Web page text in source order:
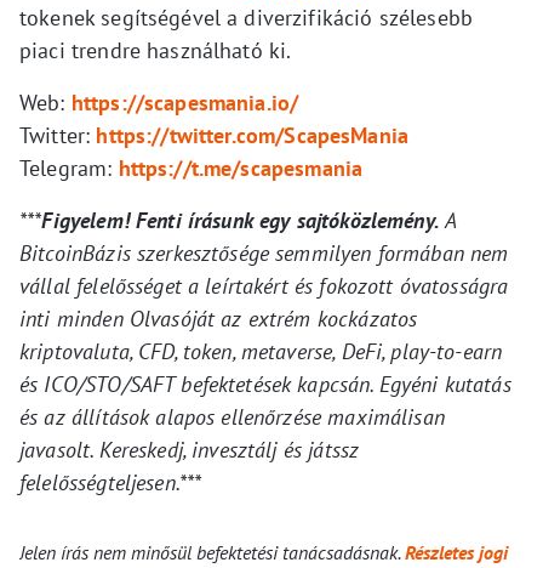
tokenek segítségével a diverzifikáció szélesebb
piaci trendre használható ki.
Web: https://scapesmania.io/
Twitter: https://twitter.com/ScapesMania
Telegram: https://t.me/scapesmania
***Figyelem! Fenti írásunk egy sajtóközlemény.A
BitcoinBázis szerkesztősége semmilyen formában nem
vállal felelősséget a leírtakért és fokozott óvatosságra
inti minden Olvasóját az extrém kockázatos
kriptovaluta, CFD, token, metaverse, DeFi, play-to-earn
és ICO/STO/SAFT befektetések kapcsán. Egyéni kutatás
és az állítások alapos ellenőrzése maximálisan
javasolt. Kereskedj, invesztálj és játssz
felelősségteljesen.***
Jelen írás nem minősül befektetési tanácsadásnak.Részletes jogi